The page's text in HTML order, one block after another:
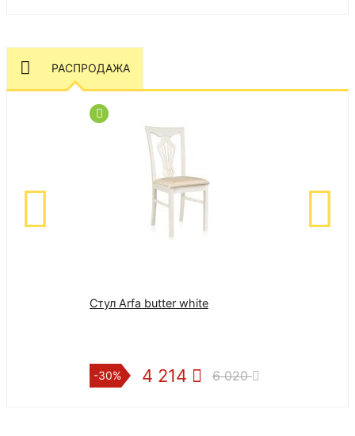
РАСПРОДАЖА
Стул Arfa butter white
-30% 4 214 6 020